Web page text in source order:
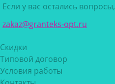
Если у вас остались
zakaz@granteks-opt.ru
Скидки
Типовой договор
Условия работы